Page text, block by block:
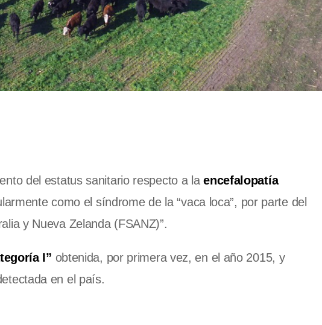
del estatus sanitario respecto a laencefalopatía
como el síndrome de la “vaca loca”, por parte del
y Nueva Zelanda (FSANZ)”.
I” obtenida, por primera vez, en el año 2015, y
en el país.